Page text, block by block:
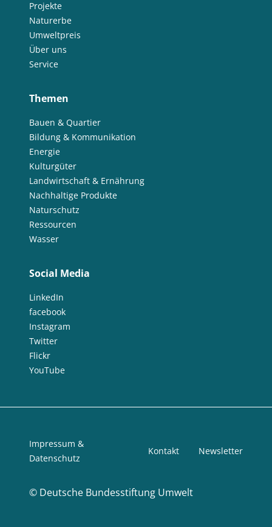
Projekte
Naturerbe
Umweltpreis
Über uns
Service
Themen
Bauen & Quartier
Bildung & Kommunikation
Energie
Kulturgüter
Landwirtschaft & Ernährung
Nachhaltige Produkte
Naturschutz
Ressourcen
Wasser
Social Media
LinkedIn
facebook
Instagram
Twitter
Flickr
YouTube
© Deutsche Bundesstiftung Umwelt
Impressum &
Datenschutz
Kontakt Newsletter